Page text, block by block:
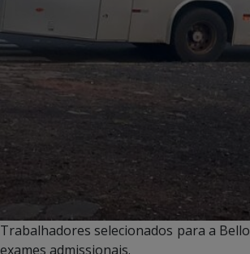
Trabalhadores selecionados para a
exames admissionais.